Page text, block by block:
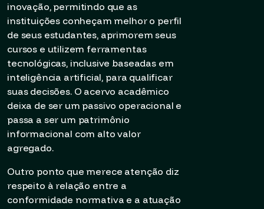
inovação, permitindo que as
instituições conheçam melhor o perfil
de seus estudantes, aprimorem seus
cursos e utilizem ferramentas
tecnológicas, inclusive baseadas em
inteligência artificial, para qualificar
suas decisões. O acervo acadêmico
deixa de ser um passivo operacional e
passa a ser um patrimônio
informacional com alto valor
agregado.
Outro ponto que merece atenção diz
respeito à relação entre a
conformidade normativa e a atuação